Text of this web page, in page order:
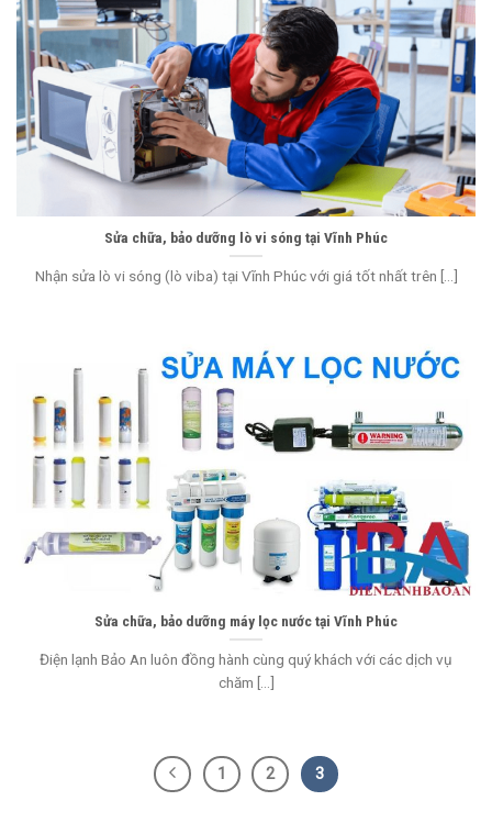
Sửa chữa, bảo dưỡng lò vi sóng tại Vĩnh Phúc
Nhận sửa lò vi sóng (lò viba) tại Vĩnh Phúc với giá tốt nhất trên [...]
Sửa chữa, bảo dưỡng máy lọc nước tại Vĩnh Phúc
Điện lạnh Bảo An luôn đồng hành cùng quý khách với các dịch vụ
chăm [...]
1 2 3